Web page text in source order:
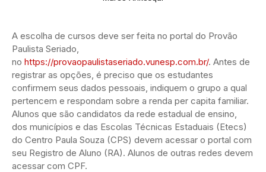
A escolha de cursos deve ser feita no portal do Provão
Paulista Seriado,
no https://provaopaulistaseriado.vunesp.com.br/. Antes de
registrar as opções, é preciso que os estudantes
confirmem seus dados pessoais, indiquem o grupo a qual
pertencem e respondam sobre a renda per capita familiar.
Alunos que são candidatos da rede estadual de ensino,
dos municípios e das Escolas Técnicas Estaduais (Etecs)
do Centro Paula Souza (CPS) devem acessar o portal com
seu Registro de Aluno (RA). Alunos de outras redes devem
acessar com CPF.